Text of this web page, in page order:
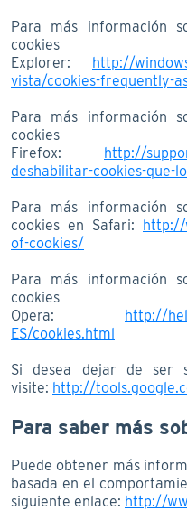
Para más información
cookies
Explorer: http://
vista/cookies-frequently-
Para más información
cookies
Firefox: http://
deshabilitar-cookies-que-
Para más información
cookies en Safari: http://
of-cookies/
Para más información
Opera: http://
ES/cookies.html
Si desea dejar de ser
visite: http://
Para saber más
Puede obtener más
basada en el
siguiente enlace: http://